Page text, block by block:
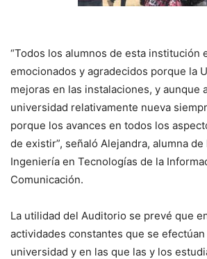
“Todos los alumnos de esta institución
emocionados y agradecidos porque la
mejoras en las instalaciones, y aunque
universidad relativamente nueva
porque los avances en todos los
de existir”, señaló Alejandra, alumna
Ingeniería en Tecnologías de la
Comunicación.
La utilidad del Auditorio se prevé que
actividades constantes que se
universidad y en las que las y los